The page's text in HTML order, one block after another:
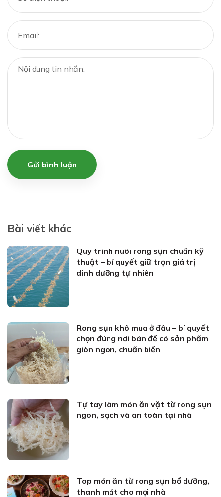
Gửi bình luận
Bài viết khác
Quy trình nuôi rong sụn chuẩn kỹ
thuật – bí quyết giữ trọn giá trị
dinh dưỡng tự nhiên
Rong sụn khô mua ở đâu – bí quyết
chọn đúng nơi bán để có sản phẩm
giòn ngon, chuẩn biển
Tự tay làm món ăn vặt từ rong sụn
ngon, sạch và an toàn tại nhà
Top món ăn từ rong sụn bổ dưỡng,
thanh mát cho mọi nhà